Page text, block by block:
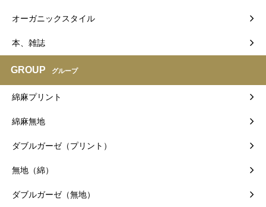
オーガニックスタイル
本、雑誌
GROUP グループ
綿麻プリント
綿麻無地
ダブルガーゼ（プリント）
無地（綿）
ダブルガーゼ（無地）